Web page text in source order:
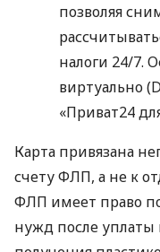
позволяя
налоги 24/7.
виртуально
«Приват24
Карта привязана
счету ФЛП, а не к
ФЛП имеет право
нужд после уплаты